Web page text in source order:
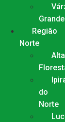
Grande
Região
Norte
Alta
do
Norte